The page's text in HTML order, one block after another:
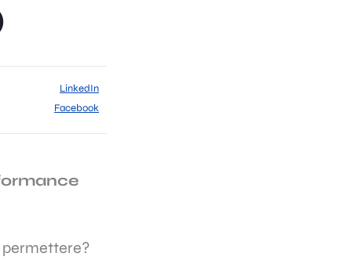
LinkedIn
Facebook
permettere?